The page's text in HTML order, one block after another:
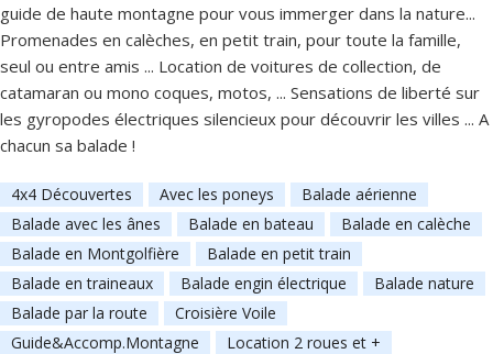
guide de haute montagne pour vous immerger dans la nature...
Promenades en calèches, en petit train, pour toute la famille,
seul ou entre amis ... Location de voitures de collection, de
catamaran ou mono coques, motos, ... Sensations de liberté sur
les gyropodes électriques silencieux pour découvrir les villes ... A
chacun sa balade !
4x4 Découvertes Avec les poneys
Balade aérienne
Balade avec les ânes
Balade en bateau
Balade en calèche
Balade en Montgolfière
Balade en petit train
Balade en traineaux
Balade engin électrique
Balade nature
Balade par la route
Croisière Voile
Guide&Accomp.Montagne
Location 2 roues et +